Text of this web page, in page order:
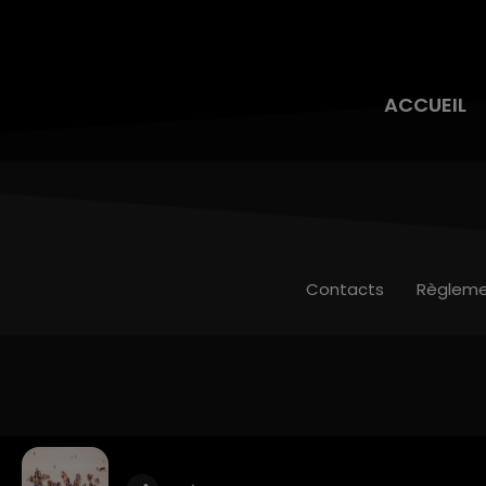
ACCUEIL
Contacts